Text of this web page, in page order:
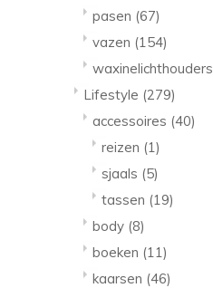
pasen (67)
vazen (154)
waxinelichthouders
Lifestyle (279)
accessoires (40)
reizen (1)
sjaals (5)
tassen (19)
body (8)
boeken (11)
kaarsen (46)